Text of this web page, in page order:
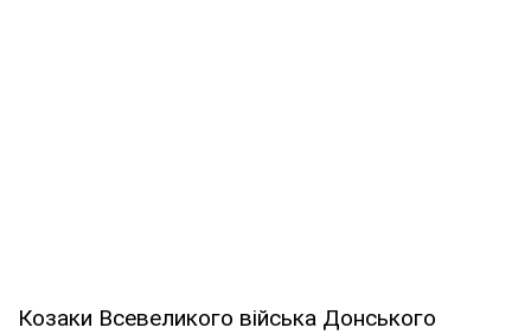
Козаки Всевеликого війська Донського